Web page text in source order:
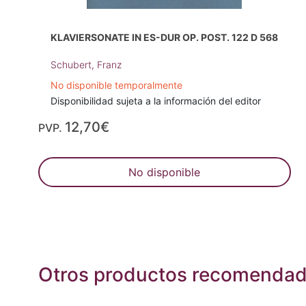
KLAVIERSONATE IN ES-DUR OP. POST. 122 D 568
Schubert, Franz
No disponible temporalmente
Disponibilidad sujeta a la información del editor
PVP. 12,70€
No disponible
Otros productos